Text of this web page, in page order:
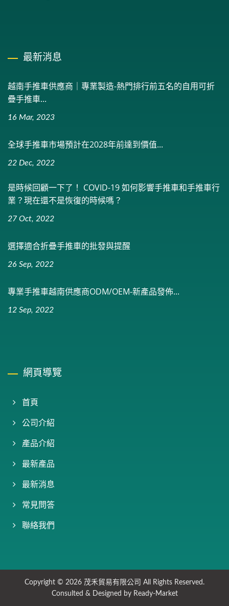
最新消息
越南手推車供應商｜專業製造-熱門排行前五名的自用可折
疊手推車...
16 Mar, 2023
全球手推車市場預計在2028年前達到價值...
22 Dec, 2022
是時候回顧一下了！ COVID-19 如何影響手推車和手推車行
業？現在還不是恢復的時候嗎？
27 Oct, 2022
選擇適合折疊手推車的批發與提醒
26 Sep, 2022
專業手推車越南供應商ODM/OEM-新產品發佈...
12 Sep, 2022
網頁導覽
首頁
公司介紹
產品介紹
最新產品
最新消息
常見問答
聯絡我們
Copyright © 2026 茂禾貿易有限公司 All Rights Reserved.
Consulted & Designed by Ready-Market